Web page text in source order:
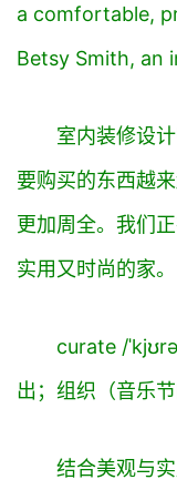
a comfortable,
Betsy Smith, an
室内装修设
要购买的东西越
更加周全。我们
实用又时尚的家。
curate /
出；组织（音乐
结合美观与